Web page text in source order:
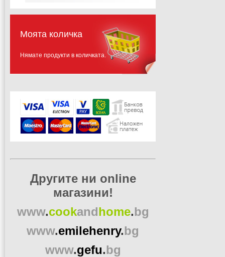
Моята количка
Нямате продукти в количката.
Другите ни online
магазини!
www.cookandhome.bg
www.emilehenry.bg
www.gefu.bg